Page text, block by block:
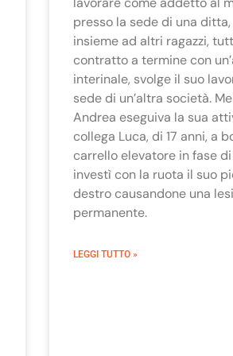
presso la sede di una ditta,
insieme ad altri ragazzi,
contratto a termine con
interinale, svolge il suo
sede di un’altra società.
Andrea eseguiva la sua
collega Luca, di 17 anni, a
carrello elevatore in fase
investì con la ruota il suo
destro causandone una
permanente.
LEGGI TUTTO »